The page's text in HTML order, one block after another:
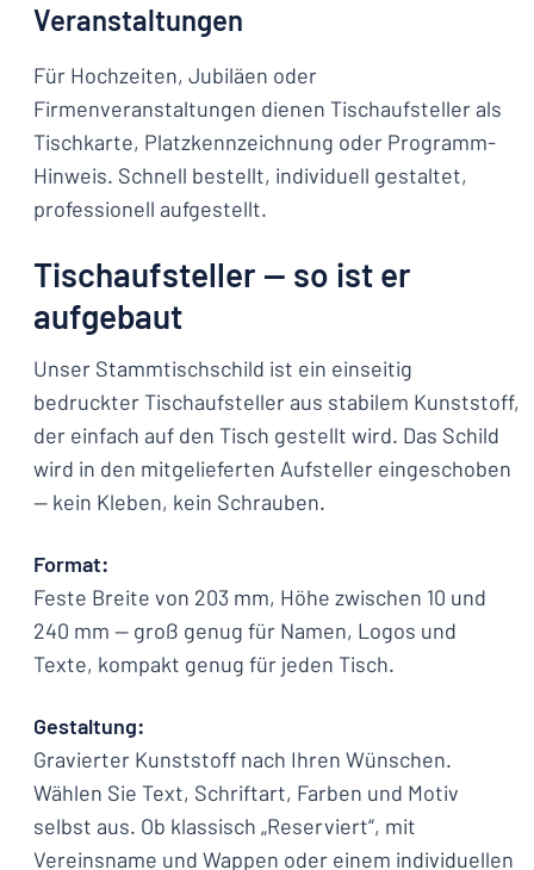
Veranstaltungen
Für Hochzeiten, Jubiläen oder
Firmenveranstaltungen dienen Tischaufsteller als
Tischkarte, Platzkennzeichnung oder Programm-
Hinweis. Schnell bestellt, individuell gestaltet,
professionell aufgestellt.
Tischaufsteller — so ist er
aufgebaut
Unser Stammtischschild ist ein einseitig
bedruckter Tischaufsteller aus stabilem Kunststoff,
der einfach auf den Tisch gestellt wird. Das Schild
wird in den mitgelieferten Aufsteller eingeschoben
— kein Kleben, kein Schrauben.
Format:
Feste Breite von 203 mm, Höhe zwischen 10 und
240 mm — groß genug für Namen, Logos und
Texte, kompakt genug für jeden Tisch.
Gestaltung:
Gravierter Kunststoff nach Ihren Wünschen.
Wählen Sie Text, Schriftart, Farben und Motiv
selbst aus. Ob klassisch „Reserviert“, mit
Vereinsname und Wappen oder einem individuellen